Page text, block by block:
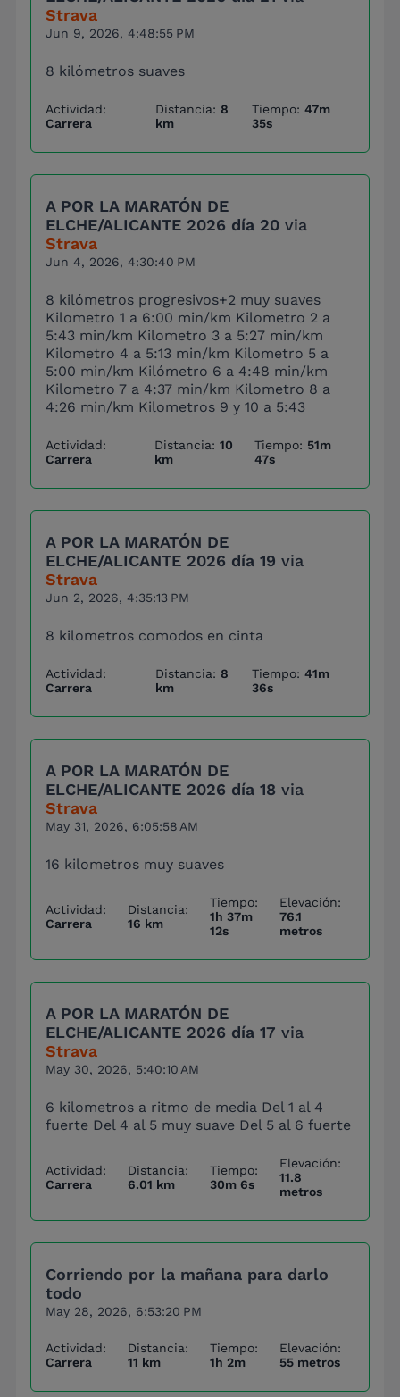
Strava
Jun 9, 2026, 4:48:55 PM
8 kilómetros suaves
Actividad:
Carrera
Distancia: 8
km
Tiempo:47m
35s
A POR LA MARATÓN DE
ELCHE/ALICANTE 2026 día 20 via
Strava
Jun 4, 2026, 4:30:40 PM
8 kilómetros progresivos+2 muy suaves
Kilometro 1 a 6:00 min/km Kilometro 2 a
5:43 min/km Kilometro 3 a 5:27 min/km
Kilometro 4 a 5:13 min/km Kilometro 5 a
5:00 min/km Kilómetro 6 a 4:48 min/km
Kilometro 7 a 4:37 min/km Kilometro 8 a
4:26 min/km Kilometros 9 y 10 a 5:43
Actividad:
Carrera
Distancia: 10
km
Tiempo: 51m
47s
A POR LA MARATÓN DE
ELCHE/ALICANTE 2026 día 19 via
Strava
Jun 2, 2026, 4:35:13 PM
8 kilometros comodos en cinta
Actividad:
Carrera
Distancia: 8
km
Tiempo:41m
36s
A POR LA MARATÓN DE
ELCHE/ALICANTE 2026 día 18 via
Strava
May 31, 2026, 6:05:58 AM
16 kilometros muy suaves
Actividad:
Carrera
Distancia:
16 km
Tiempo:
1h 37m
12s
Elevación:
76.1
metros
A POR LA MARATÓN DE
ELCHE/ALICANTE 2026 día 17 via
Strava
May 30, 2026, 5:40:10 AM
6 kilometros a ritmo de media Del 1 al 4
fuerte Del 4 al 5 muy suave Del 5 al 6 fuerte
Actividad:
Carrera
Distancia:
6.01 km
Tiempo:
30m 6s
Elevación:
11.8
metros
Corriendo por la mañana para darlo
todo
May 28, 2026, 6:53:20 PM
Actividad:
Carrera
Distancia:
11 km
Tiempo:
1h 2m
Elevación:
55 metros